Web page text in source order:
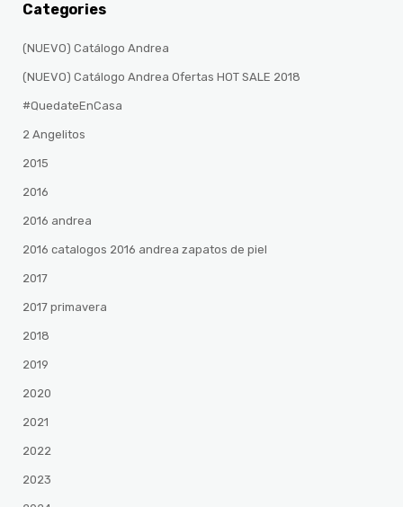
Categories
(NUEVO) Catálogo Andrea
(NUEVO) Catálogo Andrea Ofertas HOT SALE 2018
#QuedateEnCasa
2 Angelitos
2015
2016
2016 andrea
2016 catalogos 2016 andrea zapatos de piel
2017
2017 primavera
2018
2019
2020
2021
2022
2023